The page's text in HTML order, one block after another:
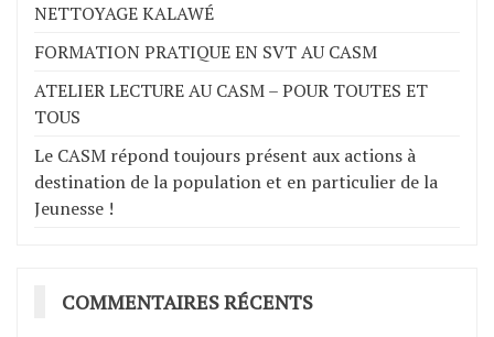
NETTOYAGE KALAWÉ
FORMATION PRATIQUE EN SVT AU CASM
ATELIER LECTURE AU CASM – POUR TOUTES ET
TOUS
Le CASM répond toujours présent aux actions à
destination de la population et en particulier de la
Jeunesse !
COMMENTAIRES RÉCENTS